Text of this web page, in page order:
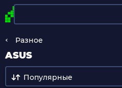
Разное
ASUS
Популярные